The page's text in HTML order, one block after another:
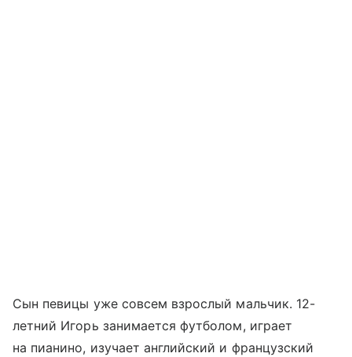
Сын певицы уже совсем взрослый мальчик. 12-
летний Игорь занимается футболом, играет
на пианино, изучает английский и французский